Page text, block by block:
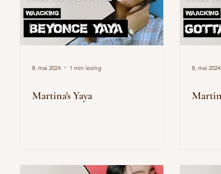
8. mai 2024 1 min lesing
Martina's Yaya
8. mai 2024